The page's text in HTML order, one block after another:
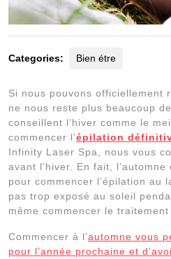
Categories: Bien étre
Si nous pouvons officiellement
ne nous reste plus beaucoup
conseillent l’hiver comme le
commencer l’épilation
Infinity Laser Spa, nous vous
avant l’hiver. En fait,
pour commencer l’épilation au
pas trop exposé au soleil
même commencer le traitement
Commencer à l’automne vous
pour l’année prochaine et